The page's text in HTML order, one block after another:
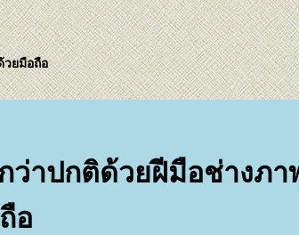
วยมือถือ
ว่าปกติด้วยฝีมือช่างภา
อ